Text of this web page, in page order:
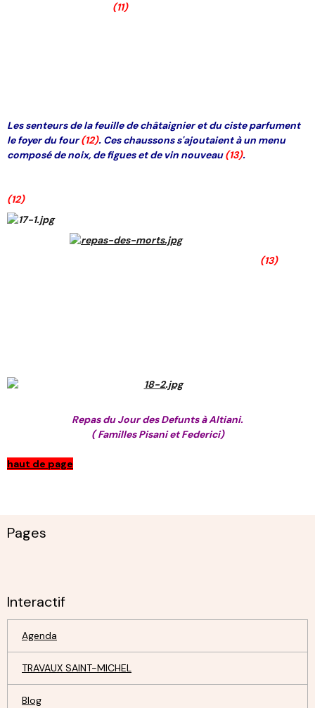
(11)
Les senteurs de la feuille de châtaignier et du ciste parfument
le foyer du four(12). Ces chaussons s'ajoutaient à un menu
composé de noix, de figues et de vin nouveau(13).
(12)
(13)
Repas du Jour des Defunts à Altiani.
( Familles Pisani et Federici)
haut de page
Pages
Interactif
Agenda
TRAVAUX SAINT-MICHEL
Blog